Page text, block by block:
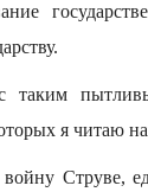
я читаю
Струве,